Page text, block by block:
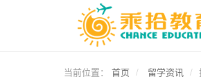
当前位置： 首页 留学资讯